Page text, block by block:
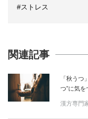
#ストレス
関連記事
「秋うつ
つ”に気を
漢方専門